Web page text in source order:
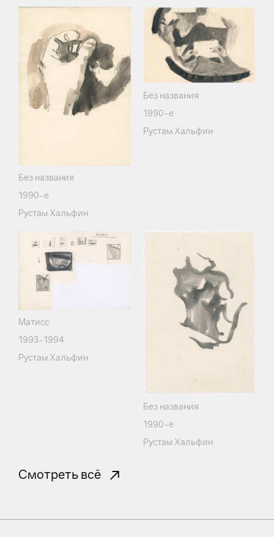
Без названия
1990-е
Рустам Хальфин
Без названия
1990-е
Рустам Хальфин
Матисс
1993-1994
Рустам Хальфин
Без названия
1990-е
Рустам Хальфин
Смотреть всё